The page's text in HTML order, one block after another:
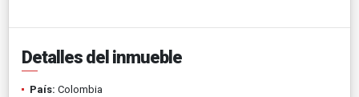
Detalles del inmueble
País: Colombia